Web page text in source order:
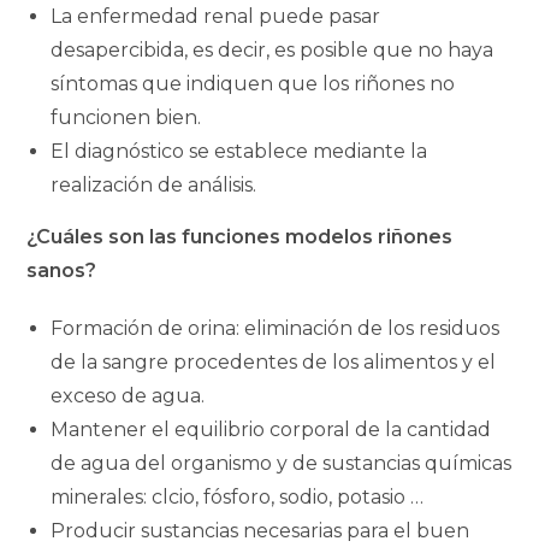
La enfermedad renal puede pasar
desapercibida, es decir, es posible que no haya
síntomas que indiquen que los riñones no
funcionen bien.
El diagnóstico se establece mediante la
realización de análisis.
¿Cuáles son las funciones modelos riñones
sanos?
Formación de orina: eliminación de los residuos
de la sangre procedentes de los alimentos y el
exceso de agua.
Mantener el equilibrio corporal de la cantidad
de agua del organismo y de sustancias químicas
minerales: clcio, fósforo, sodio, potasio …
Producir sustancias necesarias para el buen